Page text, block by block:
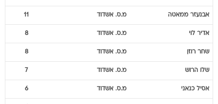
אבנעזר ממאטה מ.ס. אשדוד 11
אדיר לוי מ.ס. אשדוד 8
שחר רוזן מ.ס. אשדוד 8
שלו הרוש מ.ס. אשדוד 7
אסיל כנאני מ.ס. אשדוד 6